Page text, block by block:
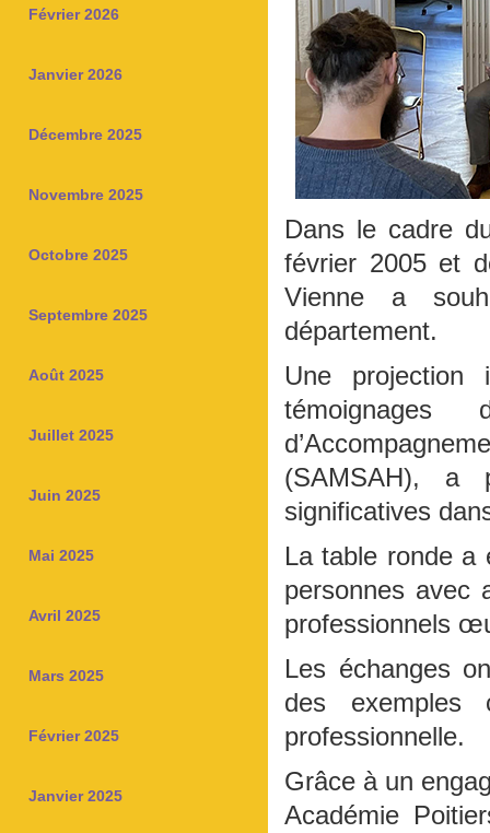
Février 2026
Janvier 2026
Décembre 2025
Novembre 2025
Octobre 2025
Septembre 2025
Août 2025
Juillet 2025
Juin 2025
Mai 2025
Avril 2025
Mars 2025
Février 2025
Janvier 2025
Dans le cadre
février 2005 et
Vienne a
département.
Une projection
témoignages
(SAMSAH), a
significatives
La table ronde a
personnes avec
professionnels
Les échanges
des exemples
professionnelle.
Grâce à un
Académie